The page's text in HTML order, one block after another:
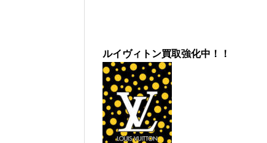
ルイヴィトン買取強化中！！